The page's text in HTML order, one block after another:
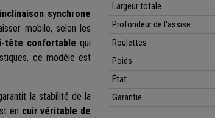
synchrone
mobile, selon les
tête confortable qui
ce modèle est
la stabilité de la
en cuir véritable de
Largeur totale
Profondeur de l'assise
Roulettes
Poids
État
Garantie